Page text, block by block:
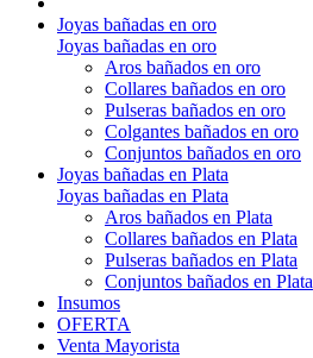
Joyas bañadas en oro
Joyas bañadas en oro
Aros bañados en oro
Collares bañados en oro
Pulseras bañados en oro
Colgantes bañados en oro
Conjuntos bañados en oro
Joyas bañadas en Plata
Joyas bañadas en Plata
Aros bañados en Plata
Collares bañados en Plata
Pulseras bañados en Plata
Conjuntos bañados en Plata
Insumos
OFERTA
Venta Mayorista